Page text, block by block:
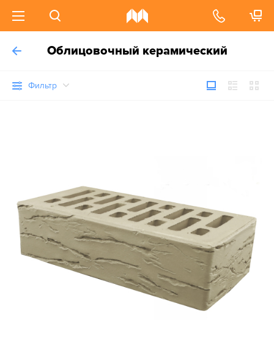
Облицовочный керамический
Фильтр